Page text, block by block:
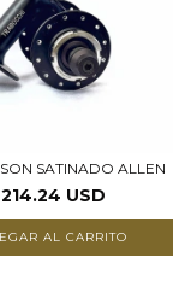
SATINADO ALLEN
USD
AL CARRITO